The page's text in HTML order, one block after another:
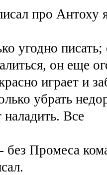
про Антоху
угодно
он еще
играет и
убрать
Все
Промеса